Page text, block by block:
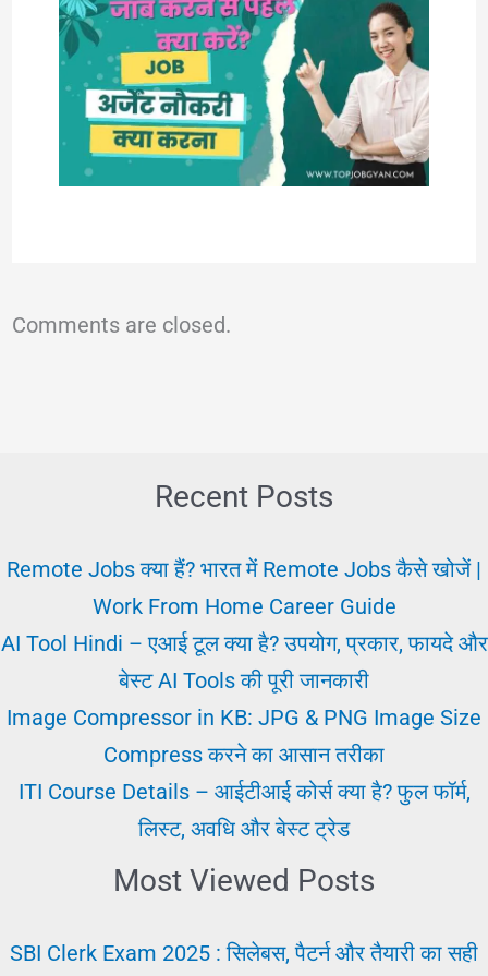
Comments are closed.
Recent Posts
Remote Jobs क्या हैं? भारत में Remote Jobs कैसे खोजें |
Work From Home Career Guide
AI Tool Hindi – एआई टूल क्या है? उपयोग, प्रकार, फायदे और
बेस्ट AI Tools की पूरी जानकारी
Image Compressor in KB: JPG & PNG Image Size
Compress करने का आसान तरीका
ITI Course Details – आईटीआई कोर्स क्या है? फुल फॉर्म,
लिस्ट, अवधि और बेस्ट ट्रेड
Most Viewed Posts
SBI Clerk Exam 2025 : सिलेबस, पैटर्न और तैयारी का सही